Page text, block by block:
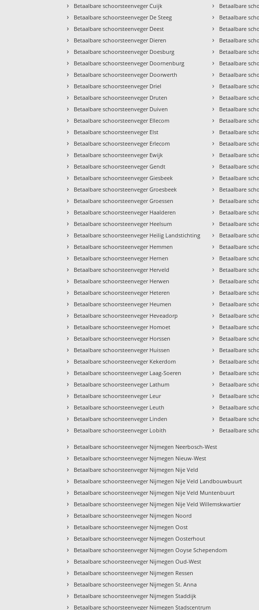
› Betaalbare schoorsteenveger Cuijk
› Betaalbare schoorsteenveger De Steeg
› Betaalbare schoorsteenveger Deest
› Betaalbare schoorsteenveger Dieren
› Betaalbare schoorsteenveger Doesburg
› Betaalbare schoorsteenveger Doornenburg
› Betaalbare schoorsteenveger Doorwerth
› Betaalbare schoorsteenveger Driel
› Betaalbare schoorsteenveger Druten
› Betaalbare schoorsteenveger Duiven
› Betaalbare schoorsteenveger Ellecom
› Betaalbare schoorsteenveger Elst
› Betaalbare schoorsteenveger Erlecom
› Betaalbare schoorsteenveger Ewijk
› Betaalbare schoorsteenveger Gendt
› Betaalbare schoorsteenveger Giesbeek
› Betaalbare schoorsteenveger Groesbeek
› Betaalbare schoorsteenveger Groessen
› Betaalbare schoorsteenveger Haalderen
› Betaalbare schoorsteenveger Heelsum
› Betaalbare schoorsteenveger Heilig Landstichting
› Betaalbare schoorsteenveger Hemmen
› Betaalbare schoorsteenveger Hernen
› Betaalbare schoorsteenveger Herveld
› Betaalbare schoorsteenveger Herwen
› Betaalbare schoorsteenveger Heteren
› Betaalbare schoorsteenveger Heumen
› Betaalbare schoorsteenveger Heveadorp
› Betaalbare schoorsteenveger Homoet
› Betaalbare schoorsteenveger Horssen
› Betaalbare schoorsteenveger Huissen
› Betaalbare schoorsteenveger Kekerdom
› Betaalbare schoorsteenveger Laag-Soeren
› Betaalbare schoorsteenveger Lathum
› Betaalbare schoorsteenveger Leur
› Betaalbare schoorsteenveger Leuth
› Betaalbare schoorsteenveger Linden
› Betaalbare schoorsteenveger Lobith
› Betaalbare
› Betaalbare
› Betaalbare
› Betaalbare
› Betaalbare
› Betaalbare
› Betaalbare
› Betaalbare
› Betaalbare
› Betaalbare
› Betaalbare
› Betaalbare
› Betaalbare
› Betaalbare
› Betaalbare
› Betaalbare
› Betaalbare
› Betaalbare
› Betaalbare
› Betaalbare
› Betaalbare
› Betaalbare
› Betaalbare
› Betaalbare
› Betaalbare
› Betaalbare
› Betaalbare
› Betaalbare
› Betaalbare
› Betaalbare
› Betaalbare
› Betaalbare
› Betaalbare
› Betaalbare
› Betaalbare
› Betaalbare
› Betaalbare
› Betaalbare
› Betaalbare schoorsteenveger Nijmegen Neerbosch-West
› Betaalbare schoorsteenveger Nijmegen Nieuw-West
› Betaalbare schoorsteenveger Nijmegen Nije Veld
› Betaalbare schoorsteenveger Nijmegen Nije Veld Landbouwbuurt
› Betaalbare schoorsteenveger Nijmegen Nije Veld Muntenbuurt
› Betaalbare schoorsteenveger Nijmegen Nije Veld Willemskwartier
› Betaalbare schoorsteenveger Nijmegen Noord
› Betaalbare schoorsteenveger Nijmegen Oost
› Betaalbare schoorsteenveger Nijmegen Oosterhout
› Betaalbare schoorsteenveger Nijmegen Ooyse Schependom
› Betaalbare schoorsteenveger Nijmegen Oud-West
› Betaalbare schoorsteenveger Nijmegen Ressen
› Betaalbare schoorsteenveger Nijmegen St. Anna
› Betaalbare schoorsteenveger Nijmegen Staddijk
› Betaalbare schoorsteenveger Nijmegen Stadscentrum